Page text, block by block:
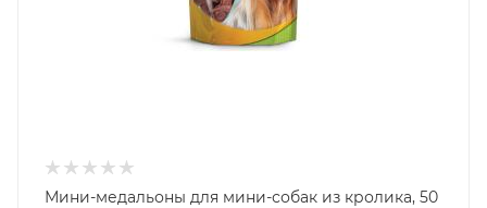
Мини-медальоны для мини-собак из кролика, 50